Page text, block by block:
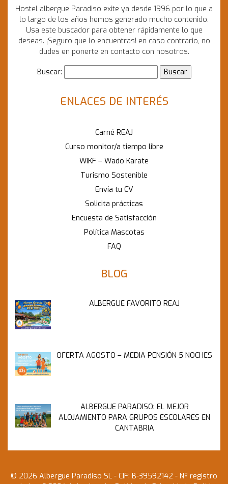
Hostel albergue Paradiso exite ya desde 1996 por lo que a
lo largo de los años hemos generado mucho contenido.
Usa este buscador para obtener rápidamente lo que
deseas. ¡Seguro que lo encuentras! en caso contrario, no
dudes en ponerte en contacto con nosotros.
Buscar:
ENLACES DE INTERÉS
Carné REAJ
Curso monitor/a tiempo libre
WIKF – Wado Karate
Turismo Sostenible
Envía tu CV
Solicita prácticas
Encuesta de Satisfacción
Política Mascotas
FAQ
BLOG
ALBERGUE FAVORITO REAJ
OFERTA AGOSTO – MEDIA PENSIÓN 5 NOCHES
ALBERGUE PARADISO: EL MEJOR
ALOJAMIENTO PARA GRUPOS ESCOLARES EN
CANTABRIA
© 2026 Albergue Paradiso SL - CIF: B-39592142 - Nº registro